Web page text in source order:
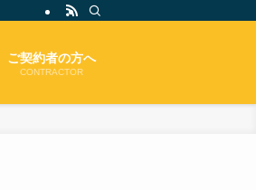
ご契約者の方へ
CONTRACTOR